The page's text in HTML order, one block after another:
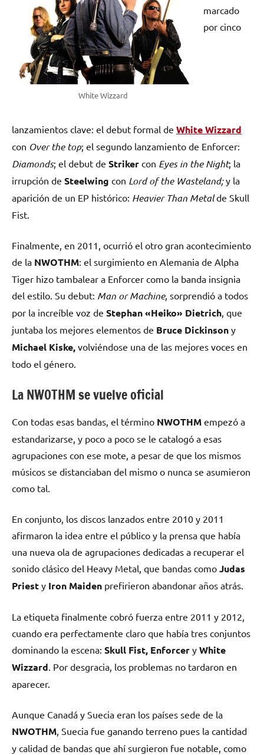
White Wizzard
marcado
por cinco
lanzamientos clave: el debut formal de White Wizzard
con Over the top; el segundo lanzamiento de Enforcer:
Diamonds; el debut de Striker con Eyes in the Night; la
irrupción de Steelwing con Lord of the Wasteland;y la
aparición de un EP histórico: Heavier Than Metalde Skull
Fist.
Finalmente, en 2011, ocurrió el otro gran acontecimiento
de la NWOTHM: el surgimiento en Alemania de Alpha
Tiger hizo tambalear a Enforcer como la banda insignia
del estilo. Su debut: Man or Machine, sorprendió a todos
por la increíble voz de Stephan «Heiko» Dietrich , que
juntaba los mejores elementos de Bruce Dickinson y
Michael Kiske, volviéndose una de las mejores voces en
todo el género.
La NWOTHM se vuelve oficial
Con todas esas bandas, el término NWOTHM empezó a
estandarizarse, y poco a poco se le catalogó a esas
agrupaciones con ese mote, a pesar de que los mismos
músicos se distanciaban del mismo o nunca se asumieron
como tal.
En conjunto, los discos lanzados entre 2010 y 2011
afirmaron la idea entre el público y la prensa que había
una nueva ola de agrupaciones dedicadas a recuperar el
sonido clásico del Heavy Metal, que bandas como Judas
Priest y Iron Maiden prefirieron abandonar años atrás.
La etiqueta finalmente cobró fuerza entre 2011 y 2012,
cuando era perfectamente claro que había tres conjuntos
dominando la escena: Skull Fist, Enforcer y White
Wizzard. Por desgracia, los problemas no tardaron en
aparecer.
Aunque Canadá y Suecia eran los países sede de la
NWOTHM, Suecia fue ganando terreno pues la cantidad
y calidad de bandas que ahí surgieron fue notable, como